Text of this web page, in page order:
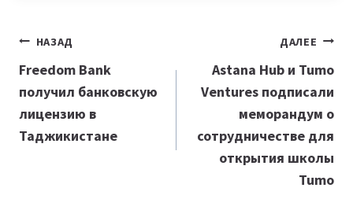
Навигация
по
записям
НАЗАД
Freedom Bank
получил банковскую
лицензию в
Таджикистане
ДАЛЕЕ
Astana Hub и Tumo
Ventures подписали
меморандум о
сотрудничестве для
открытия школы
Tumo